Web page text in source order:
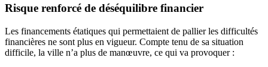
Risque renforcé de déséquilibre financier
Les financements étatiques qui permettaient de pallier les difficultés
financières ne sont plus en vigueur. Compte tenu de sa situation
difficile, la ville n’a plus de manœuvre, ce qui va provoquer :